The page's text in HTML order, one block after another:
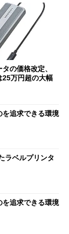
の価格改定、
25万円超の大幅
を追求できる環境
ラベルプリンタ
を追求できる環境